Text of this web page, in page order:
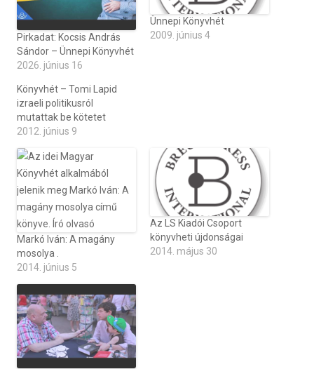
Pirkadat: Kocsis András
Sándor – Ünnepi Könyvhét
2026. június 16
Ünnepi Könyvhét
2009. június 4
Könyvhét – Tomi Lapid
izraeli politikusról
mutattak be kötetet
2012. június 9
Markó Iván: A magány
mosolya .
2014. június 5
Az LS Kiadói Csoport
könyvheti újdonságai
2014. május 30